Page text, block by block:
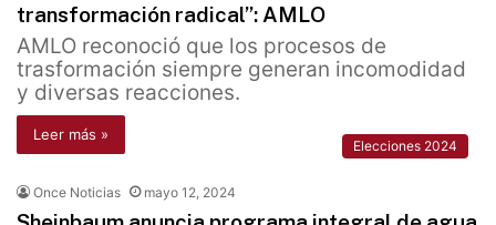
transformación radical”: AMLO
AMLO reconoció que los procesos de
trasformación siempre generan incomodidad
y diversas reacciones.
Leer más »
Elecciones 2024
Once Noticias mayo 12, 2024